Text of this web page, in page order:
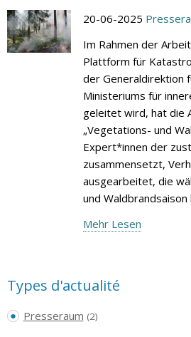
20-06-2025
Im Rahmen der
Plattform für
der Generaldirektion
Ministeriums für
geleitet wird, hat die
„Vegetations- und
Expert*innen der
zusammensetzt,
ausgearbeitet, die
und
Mehr Lesen
Types d'actualité
Presseraum (2)